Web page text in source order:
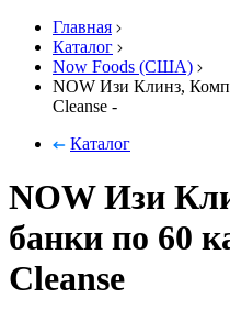
Главная
Каталог
Now Foods (США)
NOW Изи Клинз,
Cleanse -
Каталог
NOW Изи
банки по 60
Cleanse